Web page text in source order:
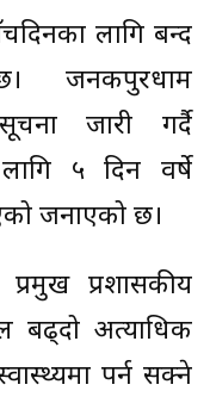
लागि बन्द
जनकपुरधाम
जारी गर्दै
लागि ५ दिन वर्षे
जनाएको छ।
प्रमुख प्रशासकीय
बढ्दो अत्याधिक
पर्न सक्ने